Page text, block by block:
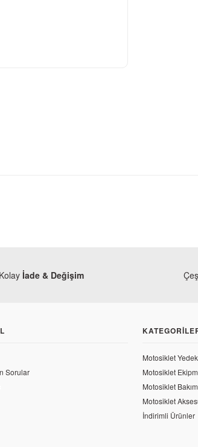
Monero
897,60
Kolay İade & Değişim
Sorular
Motosiklet
Motosiklet
Motosiklet
Motosiklet
İndirimli Ürünler